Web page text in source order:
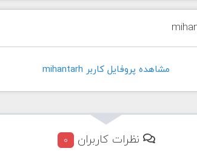
مشاهده پروفايل کاربر mihantarh
نظرات کاربران 0